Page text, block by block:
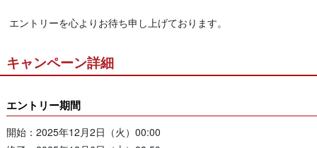
エントリーを心よりお待ち申し上げております。
キャンペーン詳細
エントリー期間
開始：2025年12月2日（火）00:00